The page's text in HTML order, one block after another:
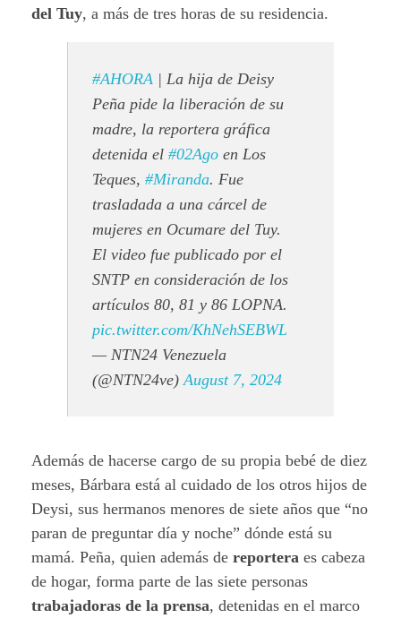
del Tuy, a más de tres horas de su residencia.
#AHORA | La hija de Deisy
Peña pide la liberación de su
madre, la reportera gráfica
detenida el #02Ago en Los
Teques, #Miranda. Fue
trasladada a una cárcel de
mujeres en Ocumare del Tuy.
El video fue publicado por el
SNTP en consideración de los
artículos 80, 81 y 86 LOPNA.
pic.twitter.com/KhNehSEBWL
— NTN24 Venezuela
(@NTN24ve)August 7, 2024
Además de hacerse cargo de su propia bebé de diez
meses, Bárbara está al cuidado de los otros hijos de
Deysi, sus hermanos menores de siete años que “no
paran de preguntar día y noche” dónde está su
mamá. Peña, quien además de reportera es cabeza
de hogar, forma parte de las siete personas
trabajadoras de la prensa, detenidas en el marco